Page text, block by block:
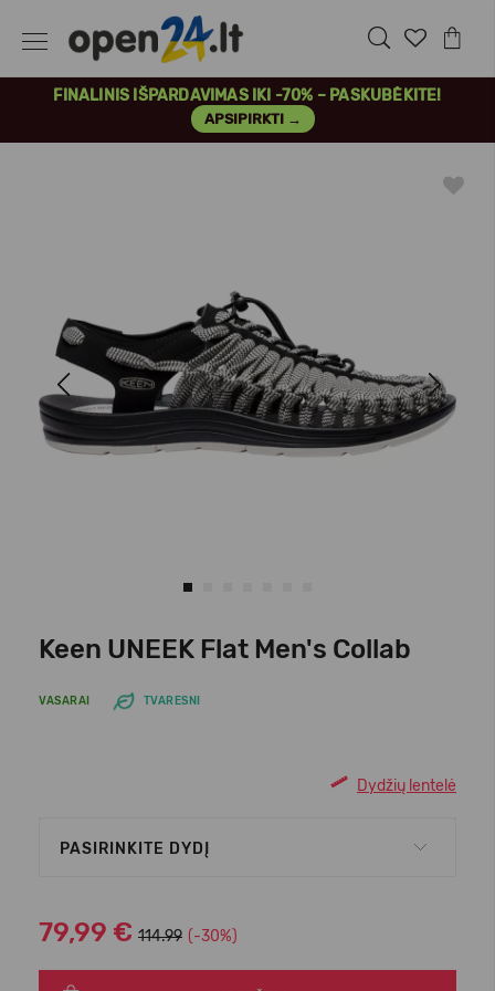
FINALINIS IŠPARDAVIMAS IKI -70% – PASKUBĖKITE!
APSIPIRKTI →
Previous Next
Keen UNEEK Flat Men's Collab
VASARAI TVARESNI
Dydžių lentelė
PASIRINKITE DYDĮ
79,99 € 114.99 (-30%)